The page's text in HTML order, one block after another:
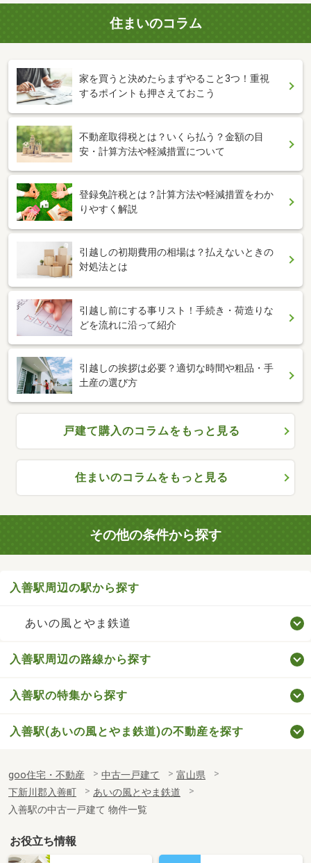
住まいのコラム
家を買うと決めたらまずやること3つ！重視
するポイントも押さえておこう
不動産取得税とは？いくら払う？金額の目
安・計算方法や軽減措置について
登録免許税とは？計算方法や軽減措置をわか
りやすく解説
引越しの初期費用の相場は？払えないときの
対処法とは
引越し前にする事リスト！手続き・荷造りな
どを流れに沿って紹介
引越しの挨拶は必要？適切な時間や粗品・手
土産の選び方
戸建て購入のコラムをもっと見る
住まいのコラムをもっと見る
その他の条件から探す
入善駅周辺の駅から探す
あいの風とやま鉄道
入善駅周辺の路線から探す
入善駅の特集から探す
入善駅(あいの風とやま鉄道)の不動産を探す
goo住宅・不動産 中古一戸建て
富山県
下新川郡入善町
あいの風とやま鉄道
入善駅の中古一戸建て 物件一覧
お役立ち情報